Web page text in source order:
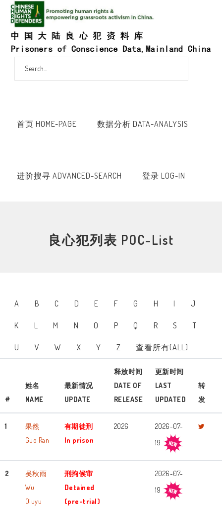
首页 HOME-PAGE 数据分析 DATA-ANALYSIS
进阶搜寻 ADVANCED-SEARCH 登录 LOG-IN
良心犯列表 POC-List
A B C D E F G H I J
K L M N O P Q R S T
U V W X Y Z 查看所有(ALL)
#
姓名
NAME
最新情况
UPDATE
释放时间
DATE OF
RELEASE
更新时间
LAST
UPDATED
转
发
1
果然
Guo Ran
有期徒刑
In prison
2026
2026-07-
19
2
吴秋雨
Wu
Qiuyu
刑拘候审
Detained
(pre-trial)
2026-07-
19